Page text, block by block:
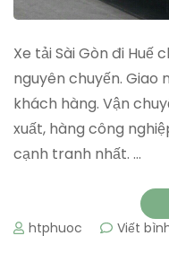
Xe tải Sài Gòn đi Huế
nguyên chuyến. Giao
khách hàng. Vận
xuất, hàng công
cạnh tranh nhất. …
htphuoc Viết